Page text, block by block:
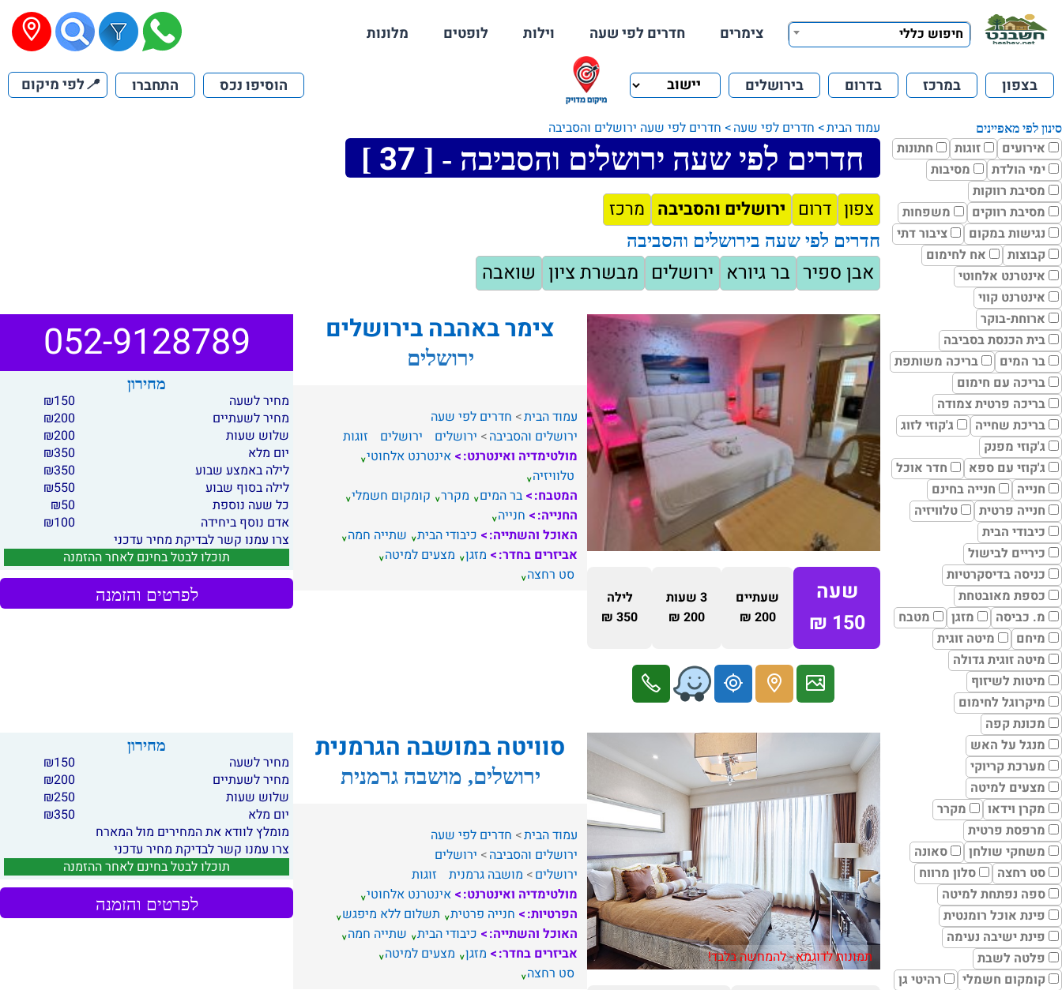
חיפוש כללי צימרים חדרים לפי שעה וילות לופטים מלונות
בצפון במרכז בדרום בירושלים הוסיפו נכס התחברו 📍לפי מיקום
סינון לפי מאפיינים
אירועים זוגות
חתונות
ימי הולדת
מסיבות
מסיבת רווקות
מסיבת רווקים
משפחות
נגישות במקום
ציבור דתי
קבוצות
אח לחימום
אינטרנט אלחוטי
אינטרנט קווי
ארוחת-בוקר
בית הכנסת בסביבה
בר המים
בריכה משותפת
בריכה עם חימום
בריכה פרטית צמודה
בריכת שחייה
ג'קוזי לזוג
ג'קוזי מפנק
ג'קוזי עם ספא
חדר אוכל
חנייה
חנייה בחינם
חנייה פרטית
טלוויזיה
כיבודי הבית
כיריים לבישול
כניסה בדיסקרטיות
כספת מאובטחת
מ. כביסה
מזגן
מטבח
מיחם
מיטה זוגית
מיטה זוגית גדולה
מיטות לשיזוף
מיקרוגל לחימום
מכונת קפה
מנגל על האש
מערכת קריוקי
מצעים למיטה
מקרן וידאו
מקרר
מרפסת פרטית
משחקי שולחן
סאונה
סט רחצה
סלון מרווח
ספה נפתחת למיטה
פינת אוכל רומנטית
פינת ישיבה נעימה
פלטה לשבת
קומקום חשמלי
רהיטי גן
עמוד הבית חדרים לפי שעה חדרים לפי שעה ירושלים והסביבה
חדרים לפי שעה ירושלים והסביבה - [ 37
]
צפון דרום ירושלים והסביבה מרכז
חדרים לפי שעה בירושלים והסביבה
אבן ספיר בר גיורא ירושלים מבשרת ציון שואבה
שעה
150 ₪
שעתיים
200 ₪
3 שעות
200 ₪
לילה
350 ₪
צימר באהבה בירושלים
ירושלים
עמוד הבית
חדרים לפי שעה
ירושלים והסביבה
ירושלים ירושלים
זוגות
מולטימדיה ואינטרנט:
אינטרנט אלחוטי
טלוויזיה
המטבח:
בר המים מקרר קומקום חשמלי
החנייה:
חנייה
האוכל והשתייה:
כיבודי הבית שתייה חמה
אביזרים בחדר:
מזגן מצעים למיטה
סט רחצה
052-9128789
מחירון
מחיר לשעה 150
₪
מחיר לשעתיים
200
₪
שלוש שעות
200
₪
יום מלא
350
₪
לילה באמצע שבוע
350
₪
לילה בסוף שבוע
550
₪
כל שעה נוספת
50
₪
אדם נוסף ביחידה
100
₪
צרו עמנו קשר לבדיקת מחיר עדכני
תוכלו לבטל בחינם לאחר ההזמנה
לפרטים והזמנה
תמונות לדוגמא - להמחשה בלבד!
סוויטה במושבה הגרמנית
ירושלים, מושבה גרמנית
עמוד הבית
חדרים לפי שעה
ירושלים והסביבה
ירושלים
ירושלים
מושבה גרמנית
זוגות
מולטימדיה ואינטרנט:
אינטרנט אלחוטי
הפרטיות:
חנייה פרטית תשלום ללא מיפגש
האוכל והשתייה:
כיבודי הבית שתייה חמה
אביזרים בחדר:
מזגן מצעים למיטה
סט רחצה
מחירון
מחיר לשעה 150
₪
מחיר לשעתיים
200
₪
שלוש שעות
250
₪
יום מלא
350
₪
מומלץ לוודא את המחירים מול המארח
צרו עמנו קשר לבדיקת מחיר עדכני
תוכלו לבטל בחינם לאחר ההזמנה
לפרטים והזמנה